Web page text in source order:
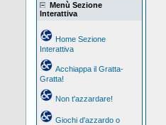
Menù Sezione
Interattiva
Home Sezione
Interattiva
Acchiappa il Gratta-
Gratta!
Non t'azzardare!
Giochi d'azzardo o